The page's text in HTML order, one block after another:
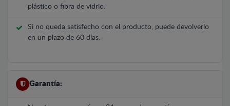
plástico o fibra de vidrio.
Si no queda satisfecho con el producto, puede devolverlo
en un plazo de 60 días.
Garantía: